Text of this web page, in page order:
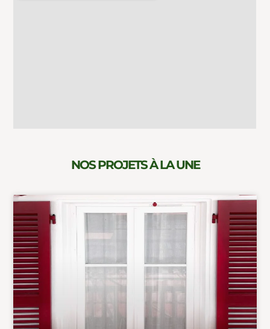
NOS PROJETS À LA UNE